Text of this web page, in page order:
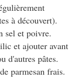
à découvert).
sel et poivre.
et ajouter avant
d'autres pâtes.
parmesan frais.